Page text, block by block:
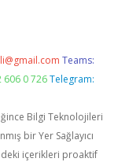
Teams:
606 0 726 Telegram:
Bilgi Teknolojileri
bir Yer Sağlayıcı
içerikleri proaktif